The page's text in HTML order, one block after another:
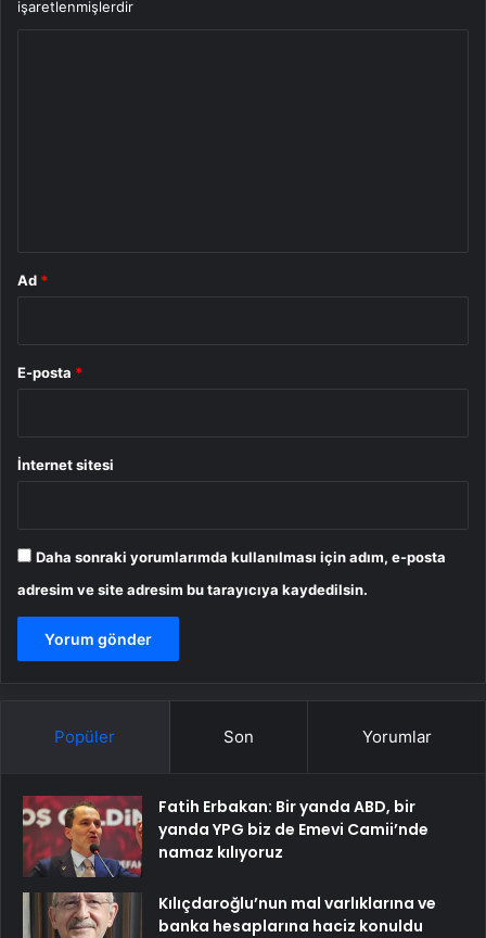
işaretlenmişlerdir
Ad *
E-posta *
İnternet sitesi
Daha sonraki yorumlarımda kullanılması için adım, e-posta
adresim ve site adresim bu tarayıcıya kaydedilsin.
Popüler Son Yorumlar
Fatih Erbakan: Bir yanda ABD, bir
yanda YPG biz de Emevi Camii’nde
namaz kılıyoruz
Kılıçdaroğlu’nun mal varlıklarına ve
banka hesaplarına haciz konuldu